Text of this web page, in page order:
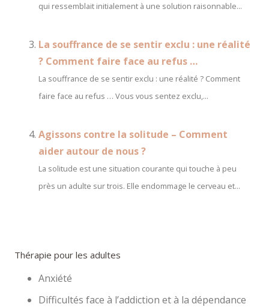
qui ressemblait initialement à une solution raisonnable...
La souffrance de se sentir exclu : une réalité
? Comment faire face au refus …
La souffrance de se sentir exclu : une réalité ? Comment
faire face au refus … Vous vous sentez exclu,...
Agissons contre la solitude – Comment
aider autour de nous ?
La solitude est une situation courante qui touche à peu
près un adulte sur trois. Elle endommage le cerveau et...
Thérapie pour les adultes
Anxiété
Difficultés face à l’addiction et à la dépendance